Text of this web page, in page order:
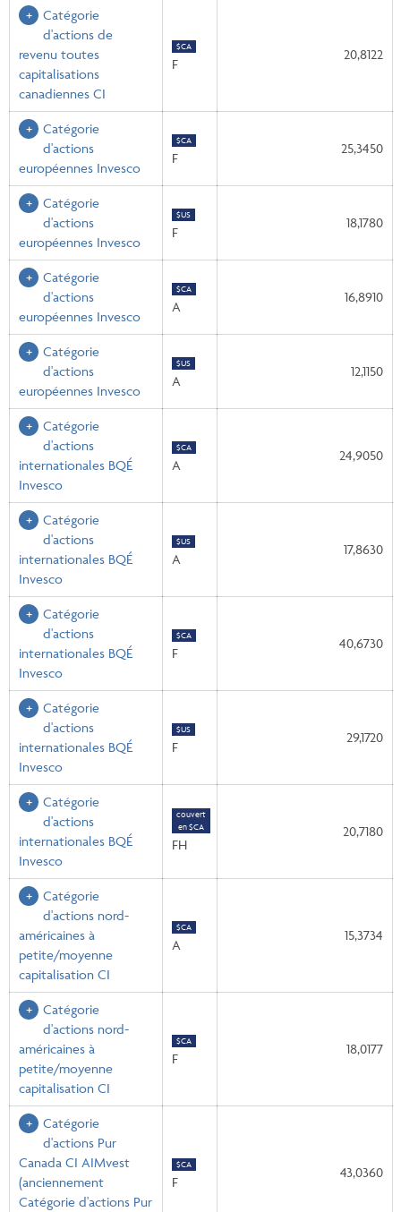
Catégorie
d'actions de
revenu toutes
capitalisations
canadiennes CI
$CA
F
20,8122
Catégorie
d'actions
européennes Invesco
$CA
F
25,3450
Catégorie
d'actions
européennes Invesco
$US
F
18,1780
Catégorie
d'actions
européennes Invesco
$CA
A
16,8910
Catégorie
d'actions
européennes Invesco
$US
A
12,1150
Catégorie
d'actions
internationales BQÉ
Invesco
$CA
A
24,9050
Catégorie
d'actions
internationales BQÉ
Invesco
$US
A
17,8630
Catégorie
d'actions
internationales BQÉ
Invesco
$CA
F
40,6730
Catégorie
d'actions
internationales BQÉ
Invesco
$US
F
29,1720
Catégorie
d'actions
internationales BQÉ
Invesco
couvert
en $CA
FH
20,7180
Catégorie
d'actions nord-
américaines à
petite/moyenne
capitalisation CI
$CA
A
15,3734
Catégorie
d'actions nord-
américaines à
petite/moyenne
capitalisation CI
$CA
F
18,0177
Catégorie
d'actions Pur
Canada CI AIMvest
(anciennement
Catégorie d'actions Pur
$CA
F
43,0360